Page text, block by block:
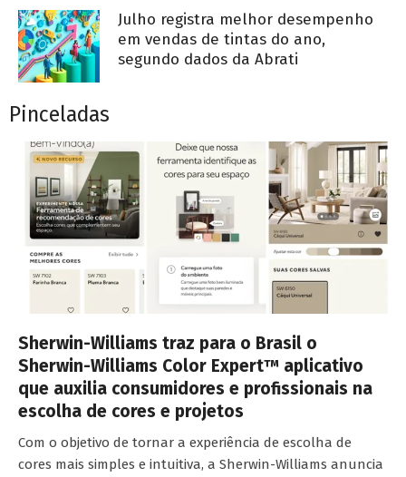
Julho registra melhor desempenho
em vendas de tintas do ano,
segundo dados da Abrati
Pinceladas
Sherwin-Williams traz para o Brasil o
Sherwin-Williams Color Expert™ aplicativo
que auxilia consumidores e profissionais na
escolha de cores e projetos
Com o objetivo de tornar a experiência de escolha de
cores mais simples e intuitiva, a Sherwin-Williams anuncia